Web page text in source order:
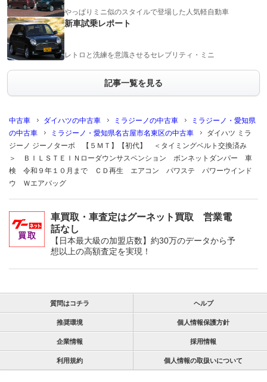
やっぱりミニ似のスタイルで登場した人気軽自動車
新車試乗レポート
レトロと洗練を意識させるセレブリティ・ミニ
記事一覧を見る
中古車 ダイハツの中古車 ミラジーノの中古車
ミラジーノ・愛知県
の中古車
ミラジーノ・愛知県名古屋市名東区の中古車
ダイハツ ミラ
ジーノ ジーノターボ 【５ＭＴ】【初代】 ＜タイミングベルト交換済み
＞ ＢＩＬＳＴＥＩＮローダウンサスペンション ボンネットダンパー 車
検 令和９年１０月まで ＣＤ再生 エアコン パワステ パワーウインド
ウ Ｗエアバッグ
車買取・車査定はグーネット買取 営業電
話なし
【日本最大級の加盟店数】約30万のデータから予
想以上の高額査定を実現！
質問はコチラ ヘルプ
推奨環境 個人情報保護方針
企業情報 採用情報
利用規約 個人情報の取扱いについて